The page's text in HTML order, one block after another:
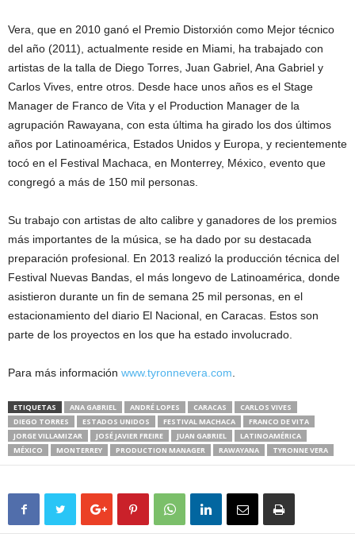
Vera, que en 2010 ganó el Premio Distorxión como Mejor técnico
del año (2011), actualmente reside en Miami, ha trabajado con
artistas de la talla de Diego Torres, Juan Gabriel, Ana Gabriel y
Carlos Vives, entre otros. Desde hace unos años es el Stage
Manager de Franco de Vita y el Production Manager de la
agrupación Rawayana, con esta última ha girado los dos últimos
años por Latinoamérica, Estados Unidos y Europa, y recientemente
tocó en el Festival Machaca, en Monterrey, México, evento que
congregó a más de 150 mil personas.
Su trabajo con artistas de alto calibre y ganadores de los premios
más importantes de la música, se ha dado por su destacada
preparación profesional. En 2013 realizó la producción técnica del
Festival Nuevas Bandas, el más longevo de Latinoamérica, donde
asistieron durante un fin de semana 25 mil personas, en el
estacionamiento del diario El Nacional, en Caracas. Estos son
parte de los proyectos en los que ha estado involucrado.
Para más información www.tyronnevera.com
ETIQUETAS ANA GABRIEL ANDRÉ LOPES CARACAS
CARLOS VIVES
DIEGO TORRES
ESTADOS UNIDOS FESTIVAL MACHACA
FRANCO DE VITA
JORGE VILLAMIZAR
JOSÉ JAVIER FREIRE JUAN GABRIEL
LATINOAMÉRICA
MÉXICO
MONTERREY PRODUCTION MANAGER RAWAYANA TYRONNE VERA